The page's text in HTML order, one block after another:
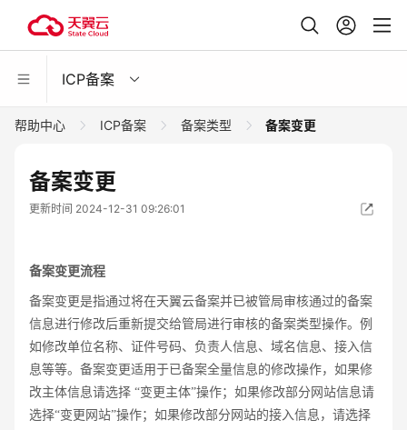
ICP备案
帮助中心 ICP备案 备案类型 备案变更
备案变更
更新时间 2024-12-31 09:26:01
备案变更流程
备案变更是指通过将在天翼云备案并已被管局审核通过的备案
信息进行修改后重新提交给管局进行审核的备案类型操作。例
如修改单位名称、证件号码、负责人信息、域名信息、接入信
息等等。备案变更适用于已备案全量信息的修改操作，如果修
改主体信息请选择 “变更主体”操作；如果修改部分网站信息请
选择“变更网站”操作；如果修改部分网站的接入信息，请选择